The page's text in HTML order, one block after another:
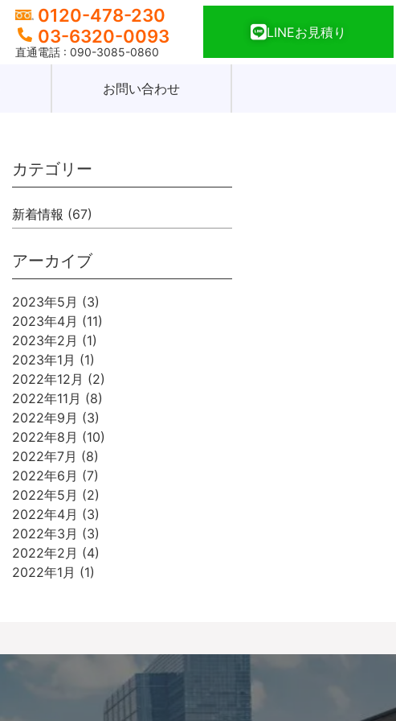
0120-478-230
03-6320-0093
直通電話 : 090-3085-0860
LINEお見積り
お問い合わせ
カテゴリー
新着情報 (67)
アーカイブ
2023年5月 (3)
2023年4月 (11)
2023年2月 (1)
2023年1月 (1)
2022年12月 (2)
2022年11月 (8)
2022年9月 (3)
2022年8月 (10)
2022年7月 (8)
2022年6月 (7)
2022年5月 (2)
2022年4月 (3)
2022年3月 (3)
2022年2月 (4)
2022年1月 (1)